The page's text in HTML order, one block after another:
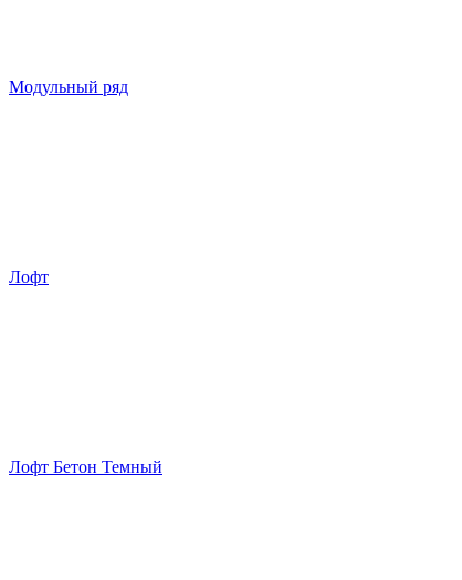
Модульный ряд
Лофт
Лофт Бетон Темный